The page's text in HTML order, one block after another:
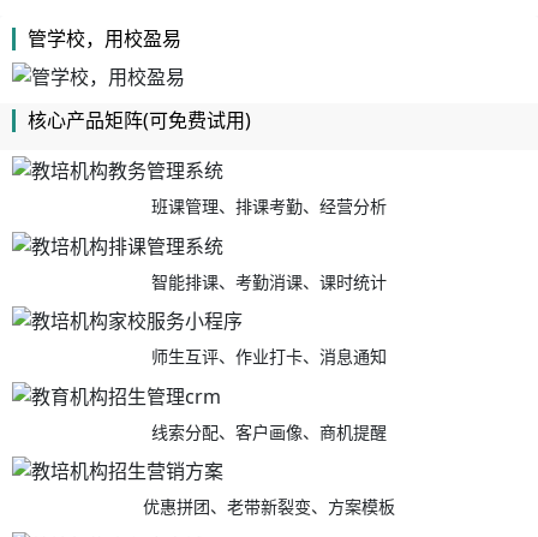
管学校，用校盈易
核心产品矩阵(可免费试用)
班课管理、排课考勤、经营分析
智能排课、考勤消课、课时统计
师生互评、作业打卡、消息通知
线索分配、客户画像、商机提醒
优惠拼团、老带新裂变、方案模板